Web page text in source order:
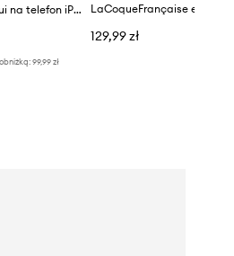
LaCoqueFrançaise etui na telefon iPhone 14 Pro Max
99,99 zł
129,99 zł